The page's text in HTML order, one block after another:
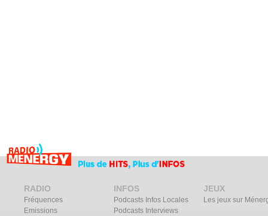
RADIO
Fréquences
Emissions
INFOS
Podcasts Infos Locales
Podcasts Interviews
JEUX
Les jeux sur